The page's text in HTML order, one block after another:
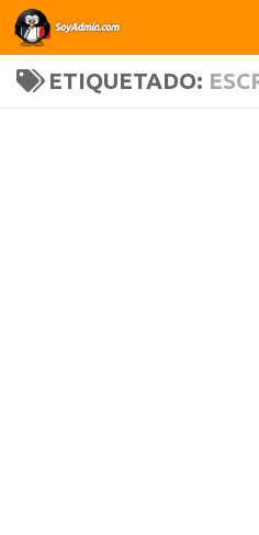
Saltar al contenido
ETIQUETADO: